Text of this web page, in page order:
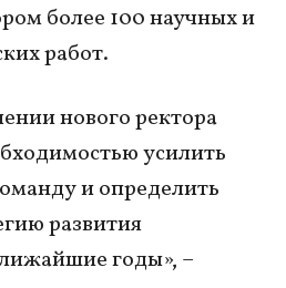
более 100 научных и
работ.
нового ректора
усилить
и определить
развития
годы», –